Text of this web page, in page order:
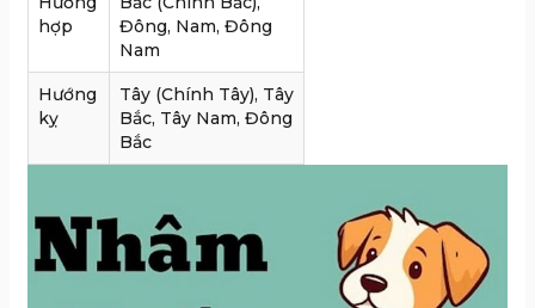
hợp
Đông, Nam, Đông
Nam
Hướng
kỵ
Tây (Chính Tây), Tây
Bắc, Tây Nam, Đông
Bắc